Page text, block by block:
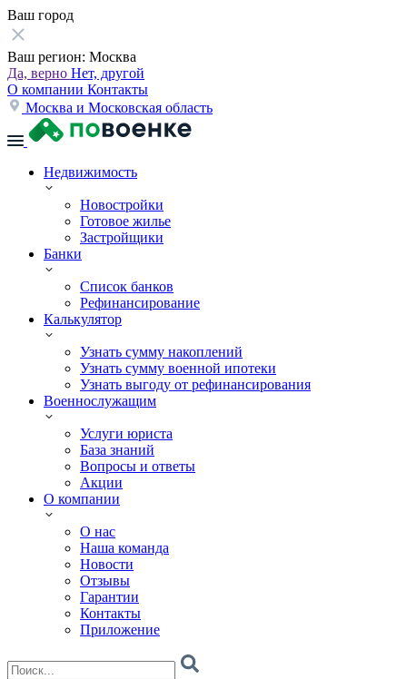
Ваш город
Ваш регион: Москва
Да, верно Нет, другой
О компании Контакты
Москва и Московская область
Недвижимость
Новостройки
Готовое жилье
Застройщики
Банки
Список банков
Рефинансирование
Калькулятор
Узнать сумму накоплений
Узнать сумму военной ипотеки
Узнать выгоду от рефинансирования
Военнослужащим
Услуги юриста
База знаний
Вопросы и ответы
Акции
О компании
О нас
Наша команда
Новости
Отзывы
Гарантии
Контакты
Приложение